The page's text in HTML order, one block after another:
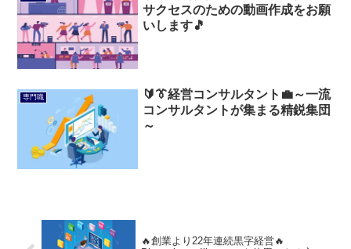
サクセスのための動画作成をお願
いします🎵
専門職
🔰👔経営コンサルタント💼～一流
コンサルタントが集まる精鋭集団
～
🔥創業より22年連続黒字経営🔥